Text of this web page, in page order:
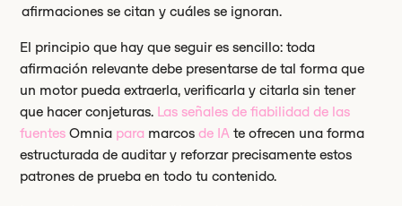
afirmaciones se citan y cuáles se ignoran.
El principio que hay que seguir es sencillo: toda
afirmación relevante debe presentarse de tal forma que
un motor pueda extraerla, verificarla y citarla sin tener
que hacer conjeturas. Las señales de fiabilidad de las
fuentes Omnia para marcosde IA te ofrecen una forma
estructurada de auditar y reforzar precisamente estos
patrones de prueba en todo tu contenido.